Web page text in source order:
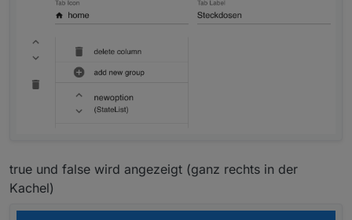
true und false wird angezeigt (ganz rechts in der
Kachel)